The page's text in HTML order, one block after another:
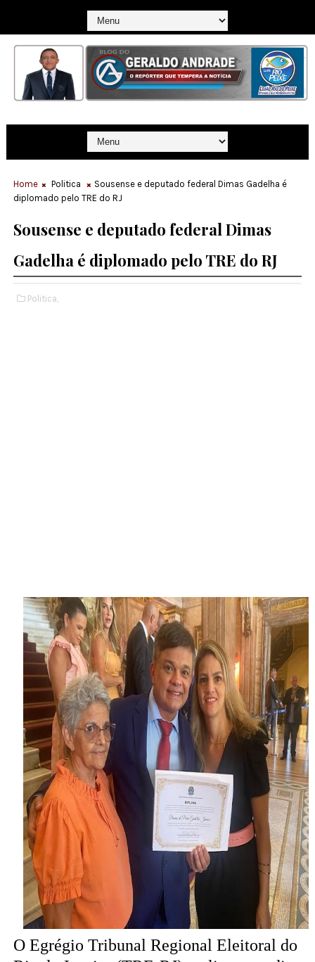
Home Politica
Sousense e deputado federal Dimas Gadelha é
diplomado pelo TRE do RJ
Sousense e deputado federal Dimas
Gadelha é diplomado pelo TRE do RJ
Politica,
O Egrégio Tribunal Regional Eleitoral do